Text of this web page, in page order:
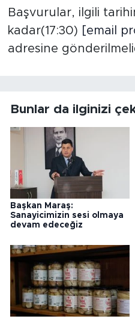
Başvurular, ilgili
kadar(17:30)
[email
adresine
Bunlar da ilginizi
Başkan Maraş:
Sanayicimizin sesi olmaya
devam edeceğiz